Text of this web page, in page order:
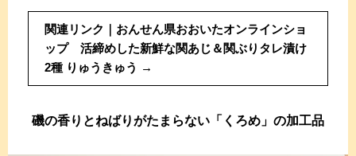
関連リンク｜おんせん県おおいたオンラインショ
ップ 活締めした新鮮な関あじ＆関ぶりタレ漬け
2種 りゅうきゅう
磯の香りとねばりがたまらない「くろめ」の加工品